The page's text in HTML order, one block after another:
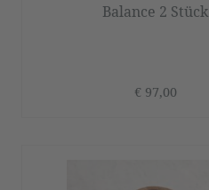
Balance 2 Stück
€ 97,00